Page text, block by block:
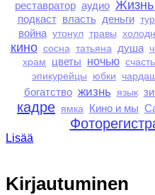
реставратор аудио Жизнь
подкаст власть деньги
война утонул травы
кино сосна татьяна душа
храм
цветы ночью
эпикурейцы
юбки
богатство жизнь язык
кадре ямка Кино и мы
Lisää
Kirjautuminen